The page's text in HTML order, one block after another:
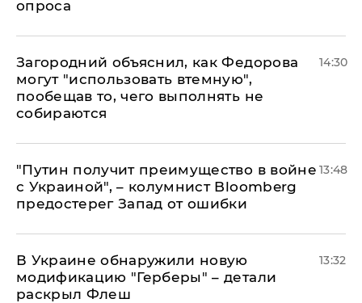
опроса
Загородний объяснил, как Федорова
могут "использовать втемную",
пообещав то, чего выполнять не
собираются
14:30
"Путин получит преимущество в войне
с Украиной", – колумнист Bloomberg
предостерег Запад от ошибки
13:48
В Украине обнаружили новую
модификацию "Герберы" – детали
раскрыл Флеш
13:32